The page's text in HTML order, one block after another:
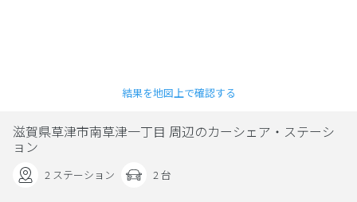
結果を地図上で確認する
滋賀県草津市南草津一丁目 周辺のカーシェア・ステーシ
ョン
2 ステーション 2 台